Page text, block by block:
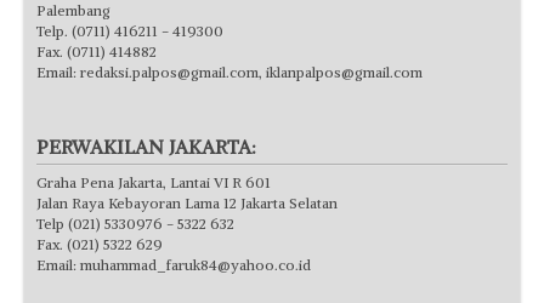
Palembang
Telp. (0711) 416211 - 419300
Fax. (0711) 414882
Email: redaksi.palpos@gmail.com, iklanpalpos@gmail.com
PERWAKILAN JAKARTA:
Graha Pena Jakarta, Lantai VI R 601
Jalan Raya Kebayoran Lama 12 Jakarta Selatan
Telp (021) 5330976 - 5322 632
Fax. (021) 5322 629
Email: muhammad_faruk84@yahoo.co.id